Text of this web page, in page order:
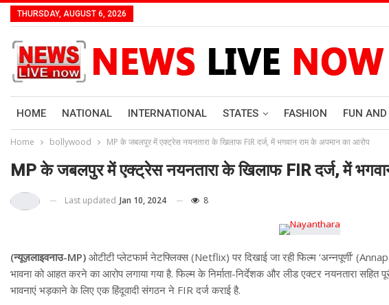
THURSDAY, AUGUST 6, 2026
HOME NATIONAL INTERNATIONAL STATES FASHION FUN
Home bollywood MP के जबलपुर में एक्ट्रेस नयनतारा के खिलाफ FIR दर्ज, में भगवान राम के अपमान का आरोप
MP के जबलपुर में एक्ट्रेस नयनतारा के खिलाफ FIR दर्ज, में
Last updated Jan 10, 2024 8
(न्यूज़लाइवनाउ-MP) ओटीटी प्लेटफार्म नेटफ्लिक्स (Netflix) पर दिखाई जा रही फिल्म ‘अन्नपूर्णी’
भावना को आहत करने का आरोप लगाया गया है. फिल्म के निर्माता-निर्देशक और लीड एक्टर नयनतारा
भावनाएं भड़काने के लिए एक हिंदूवादी संगठन ने FIR दर्ज कराई है.